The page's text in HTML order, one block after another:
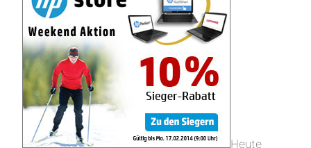
Heute